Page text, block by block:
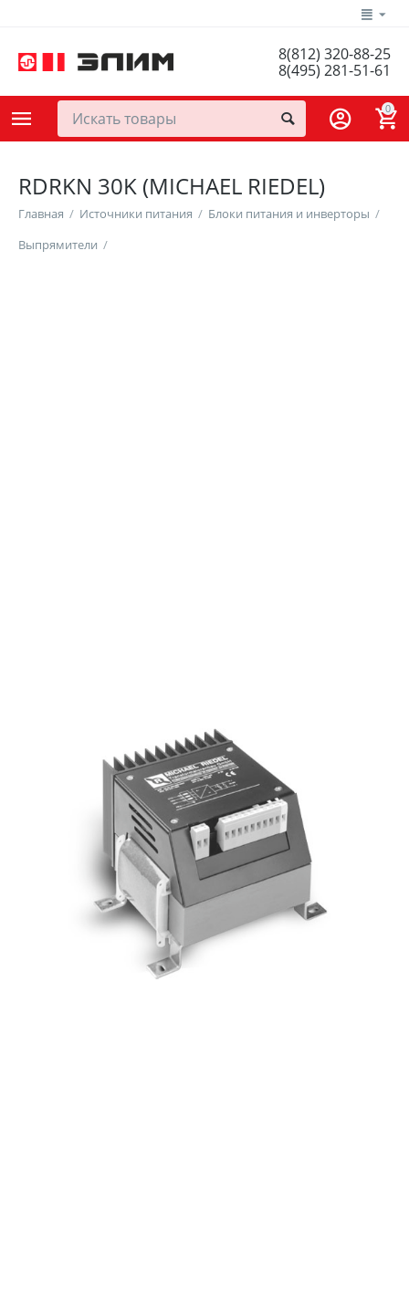
8(812) 320-88-25
8(495) 281-51-61
0
RDRKN 30K (MICHAEL RIEDEL)
Главная / Источники питания / Блоки питания и инверторы /
Выпрямители /